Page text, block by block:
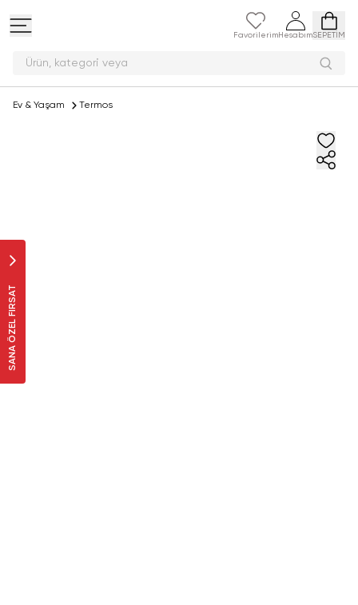
Favorilerim HesabımSEPETİM
Ürün, kategor
SANA ÖZEL FIRSAT
Ev & Yaşam Termos